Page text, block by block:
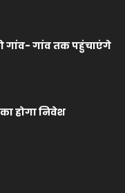
गांव- गांव तक पहुंचाएंगे
होगा निवेश